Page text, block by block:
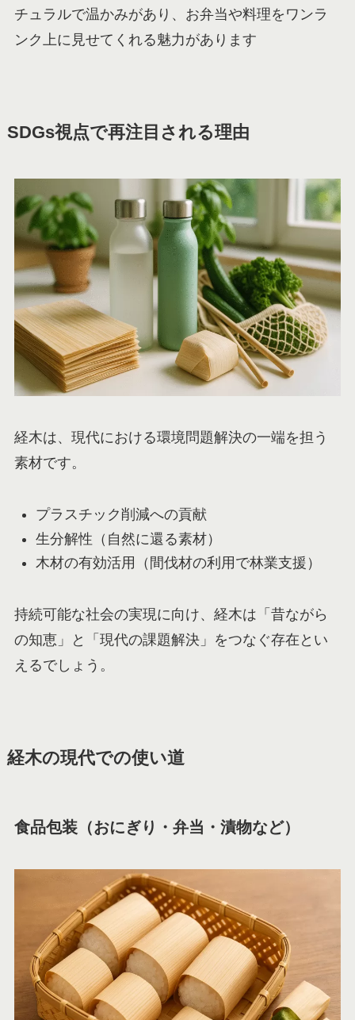
チュラルで温かみがあり、お弁当や料理をワンラ
ンク上に見せてくれる魅力があります
SDGs視点で再注目される理由
経木は、現代における環境問題解決の一端を担う
素材です。
プラスチック削減への貢献
生分解性（自然に還る素材）
木材の有効活用（間伐材の利用で林業支援）
持続可能な社会の実現に向け、経木は「昔ながら
の知恵」と「現代の課題解決」をつなぐ存在とい
えるでしょう。
経木の現代での使い道
食品包装（おにぎり・弁当・漬物など）